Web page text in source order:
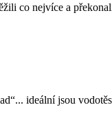
co nejvíce a
ideální jsou